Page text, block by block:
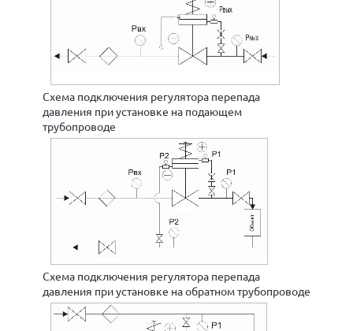
Схема подключения регулятора перепада
давления при установке на подающем
трубопроводе
Схема подключения регулятора перепада
давления при установке на обратном трубопроводе